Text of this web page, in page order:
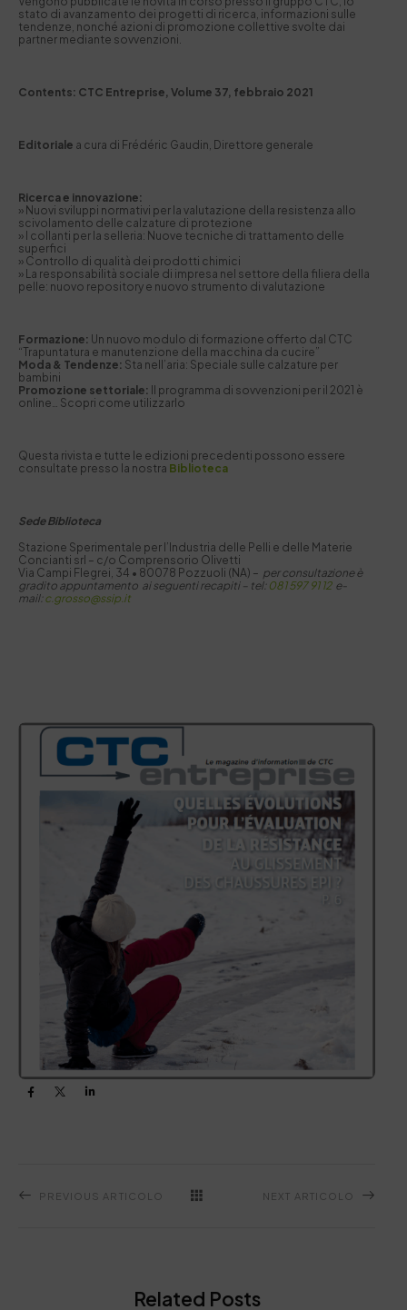
stato di avanzamento dei progetti di ricerca, informazioni sulle
tendenze, nonché azioni di promozione collettive svolte dai
partner mediante sovvenzioni.
Contents: CTC Entreprise, Volume 37, febbraio 2021
Editoriale a cura di Frédéric Gaudin, Direttore generale
Ricerca e innovazione:
» Nuovi sviluppi normativi per la valutazione della resistenza allo
scivolamento delle calzature di protezione
» I collanti per la selleria: Nuove tecniche di trattamento delle
superfici
» Controllo di qualità dei prodotti chimici
» La responsabilità sociale di impresa nel settore della filiera della
pelle: nuovo repository e nuovo strumento di valutazione
Formazione: Un nuovo modulo di formazione offerto dal CTC
“Trapuntatura e manutenzione della macchina da cucire”
Moda & Tendenze: Sta nell’aria: Speciale sulle calzature per
bambini
Promozione settoriale:
Il programma di sovvenzioni per il 2021 è
online… Scopri come utilizzarlo
Questa rivista e tutte le edizioni precedenti possono essere
consultate presso la nostra Biblioteca
Sede Biblioteca
Stazione Sperimentale per I’Industria delle Pelli e delle Materie
Concianti srl – c/o Comprensorio Olivetti
Via Campi Flegrei, 34 • 80078 Pozzuoli (NA) – per consultazione è
gradito appuntamento ai seguenti recapiti – tel: 081 597 91 12e-
mail:c.grosso@ssip.it
PREVIOUS ARTICOLO NEXT ARTICOLO
Related Posts